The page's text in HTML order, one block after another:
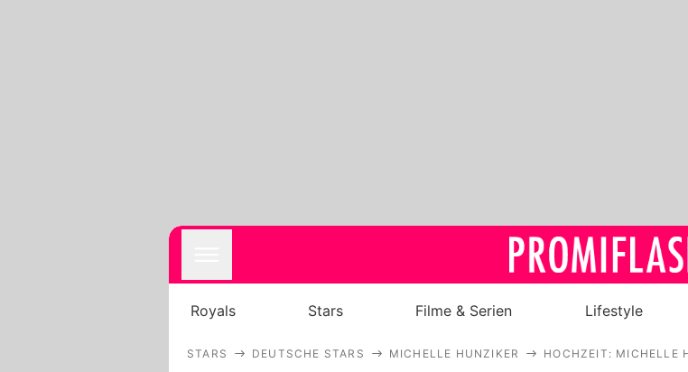
Royals
Royals Stars Filme & Serien Lifestyle
STARS DEUTSCHE STARS MICHELLE HUNZIKER HOCHZEIT: MICHELLE